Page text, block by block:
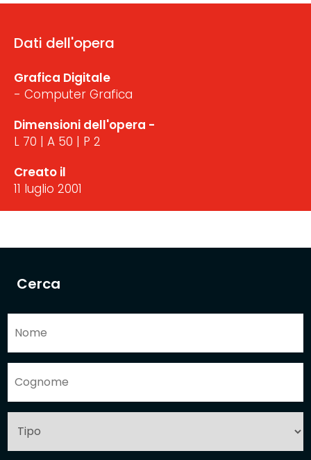
Cerca
Dati dell'opera
Grafica Digitale
- Computer Grafica
Dimensioni dell'opera -
L 70 | A 50 | P 2
Creato il
11 luglio 2001